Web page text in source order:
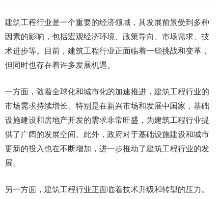
建筑工程行业是一个重要的经济领域，其发展前景受到多种
因素的影响，包括宏观经济环境、政策导向、市场需求、技
术进步等。目前，建筑工程行业正面临着一些挑战和变革，
但同时也存在着许多发展机遇。
一方面，随着全球化和城市化的加速推进，建筑工程行业的
市场需求持续增长。特别是在新兴市场和发展中国家，基础
设施建设和房地产开发的需求非常旺盛，为建筑工程行业提
供了广阔的发展空间。此外，政府对于基础设施建设和城市
更新的投入也在不断增加，进一步推动了建筑工程行业的发
展。
另一方面，建筑工程行业正面临着技术升级和转型的压力。